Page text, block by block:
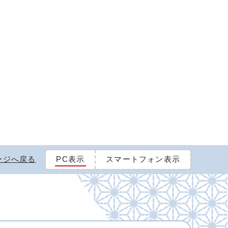
ジへ戻る PC表示 スマートフォン表示